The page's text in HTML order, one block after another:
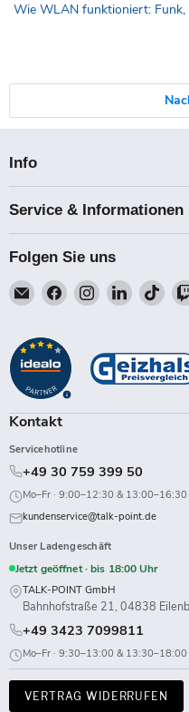
Wie WLAN funktioniert: Funk,
Info
Service & Informationen
Folgen Sie uns
Email
Talk-
Finden
Sie
auf
Facebook
Finden
Sie
auf
Instagram
Finden
Sie
auf
LinkedIn
Sie
auf
Kontakt
Servicehotline
+49 30 759 399 50
Mo–Fr · 9:00–12:30 & 13:00–16:30
kundenservice@talk-point.de
Unser Ladengeschäft
Jetzt geöffnet · bis 18:00 Uhr
TALK-POINT GmbH
Bahnhofstraße 21, 04838
+49 3423 7099811
Mo–Fr · 9:30–13:00 & 13:30–18:00
VERTRAG WIDERRUFEN